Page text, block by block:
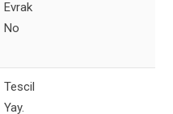
Evrak
No
Tescil
Yay.